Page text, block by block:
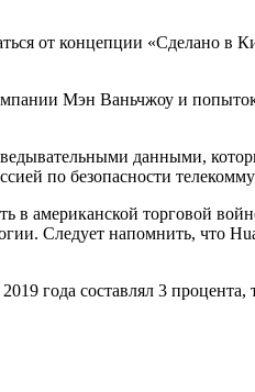
от концепции «Сделано в
Мэн Ваньчжоу и
данными,
по безопасности
в американской торговой
Следует напомнить, что
года составлял 3 процента,